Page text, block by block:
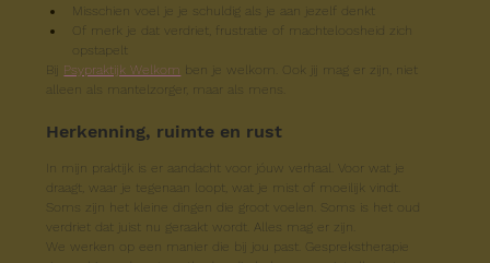
Misschien voel je je schuldig als je aan jezelf denkt
Of merk je dat verdriet, frustratie of machteloosheid zich
opstapelt
Bij Psypraktijk Welkom ben je welkom. Ook jij mag er zijn, niet
alleen als mantelzorger, maar als mens.
Herkenning, ruimte en rust
In mijn praktijk is er aandacht voor jóuw verhaal. Voor wat je
draagt, waar je tegenaan loopt, wat je mist of moeilijk vindt.
Soms zijn het kleine dingen die groot voelen. Soms is het oud
verdriet dat juist nu geraakt wordt. Alles mag er zijn.
We werken op een manier die bij jou past. Gesprekstherapie